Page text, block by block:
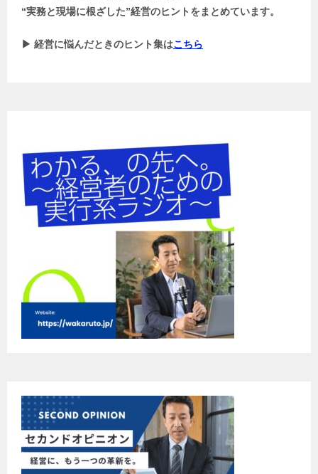
“実務と現場に根ざした”経営のヒントをまとめています。
▶ 経営に悩んだときのヒント集はこちら